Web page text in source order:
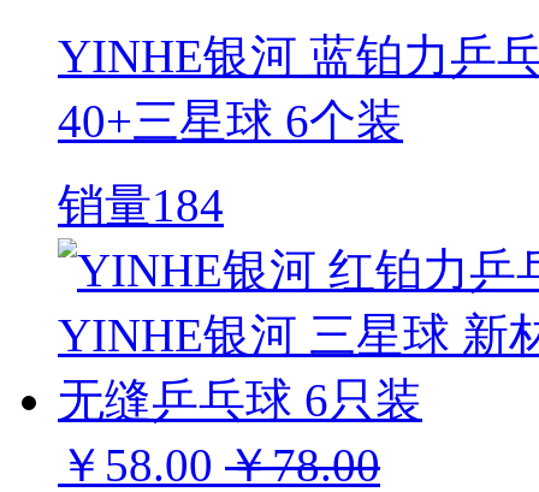
YINHE银河 蓝铂力乒
40+三星球 6个装
销量184
￥58.00 ￥78.00